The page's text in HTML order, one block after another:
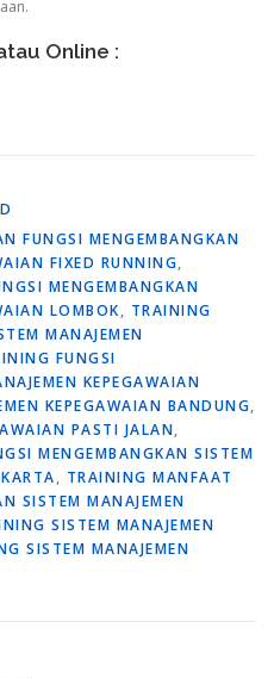
Online :
FUNGSI MENGEMBANGKAN
FIXED RUNNING,
MENGEMBANGKAN
LOMBOK, TRAINING
MANAJEMEN
FUNGSI
KEPEGAWAIAN
KEPEGAWAIAN BANDUNG,
PASTI JALAN,
MENGEMBANGKAN SISTEM
, TRAINING MANFAAT
SISTEM MANAJEMEN
SISTEM MANAJEMEN
SISTEM MANAJEMEN